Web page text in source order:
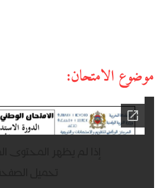
موضوع الامتحان: